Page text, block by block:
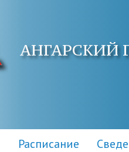
АНГАРСКИЙ
Расписание